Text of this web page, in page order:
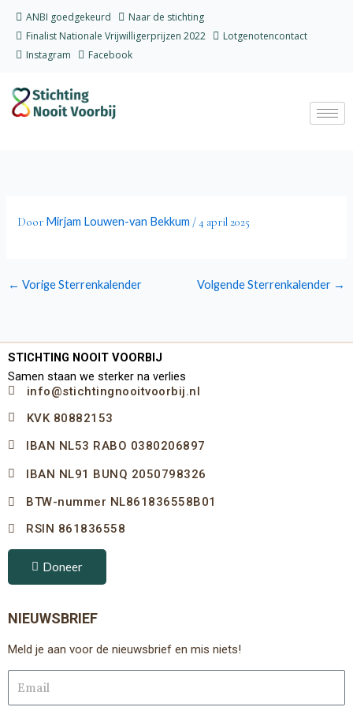
ANBI goedgekeurd
Naar de stichting
Finalist Nationale Vrijwilligerprijzen 2022
Lotgenotencontact
Instagram
Facebook
Door Mirjam Louwen-van Bekkum /4 april 2025
← Vorige Sterrenkalender Volgende Sterrenkalender →
STICHTING NOOIT VOORBIJ
Samen staan we sterker na verlies
info@stichtingnooitvoorbij.nl
KVK 80882153
IBAN NL53 RABO 0380206897
IBAN NL91 BUNQ 2050798326
BTW-nummer NL861836558B01
RSIN 861836558
Doneer
NIEUWSBRIEF
Meld je aan voor de nieuwsbrief en mis niets!